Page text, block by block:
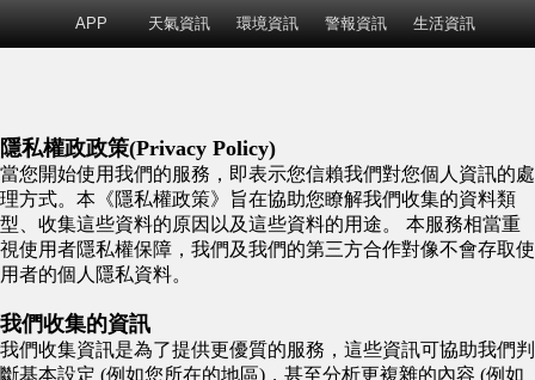
APP 天氣資訊 環境資訊 警報資訊 生活資訊
隱私權政政策(Privacy Policy)
當您開始使用我們的服務，即表示您信賴我們對您個人資訊的處
理方式。本《隱私權政策》旨在協助您瞭解我們收集的資料類
型、收集這些資料的原因以及這些資料的用途。 本服務相當重
視使用者隱私權保障，我們及我們的第三方合作對像不會存取使
用者的個人隱私資料。
我們收集的資訊
我們收集資訊是為了提供更優質的服務，這些資訊可協助我們判
斷基本設定 (例如您所在的地區)，甚至分析更複雜的內容 (例如